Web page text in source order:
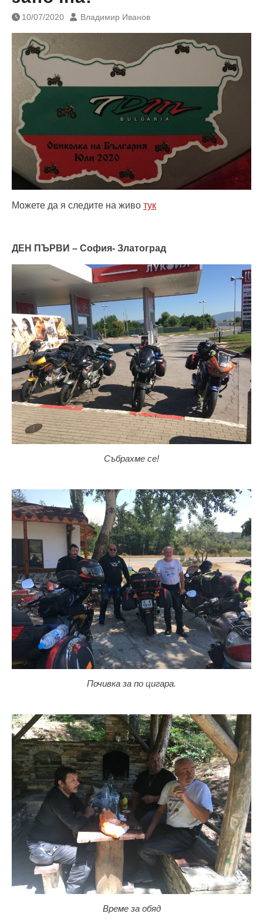
10/07/2020 Владимир Иванов
Можете да я следите на живо тук
ДЕН ПЪРВИ – София- Златоград
Събрахме се!
Почивка за по цигара.
Време за обяд